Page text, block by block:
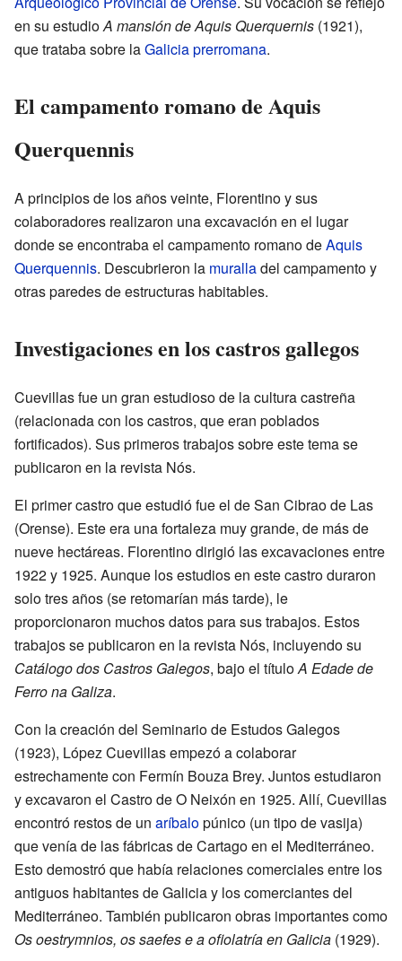
en su estudioA mansión de Aquis Querquernis (1921),
que trataba sobre laGalicia prerromana.
El campamento romano de Aquis
Querquennis
A principios de los años veinte, Florentino y sus
colaboradores realizaron una excavación en el lugar
donde se encontraba el campamento romano deAquis
Querquennis. Descubrieron la muralladel campamento y
otras paredes de estructuras habitables.
Investigaciones en los castros gallegos
Cuevillas fue un gran estudioso de la cultura castreña
(relacionada con los castros, que eran poblados
fortificados). Sus primeros trabajos sobre este tema se
publicaron en la revista Nós.
El primer castro que estudió fue el de San Cibrao de Las
(Orense). Este era una fortaleza muy grande, de más de
nueve hectáreas. Florentino dirigió las excavaciones entre
1922 y 1925. Aunque los estudios en este castro duraron
solo tres años (se retomarían más tarde), le
proporcionaron muchos datos para sus trabajos. Estos
trabajos se publicaron en la revista Nós, incluyendo su
Catálogo dos Castros Galegos, bajo el títuloA Edade de
Ferro na Galiza.
Con la creación del Seminario de Estudos Galegos
(1923), López Cuevillas empezó a colaborar
estrechamente con Fermín Bouza Brey. Juntos estudiaron
y excavaron el Castro de O Neixón en 1925. Allí, Cuevillas
encontró restos de un aríbalopúnico (un tipo de vasija)
que venía de las fábricas de Cartago en el Mediterráneo.
Esto demostró que había relaciones comerciales entre los
antiguos habitantes de Galicia y los comerciantes del
Mediterráneo. También publicaron obras importantes como
Os oestrymnios, os saefes e a ofiolatría en Galicia (1929).